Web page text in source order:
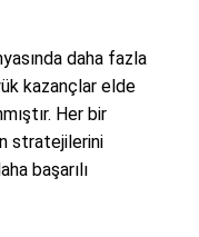
daha fazla
kazançlar elde
Her bir
stratejilerini
başarılı